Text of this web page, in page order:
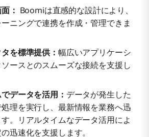
： Boomiは直感的な設計により、
ニングで連携を作成・管理できま
を標準提供： 幅広いアプリケーシ
ースとのスムーズな接続を支援し
データを活用： データが発生した
理を実行し、最新情報を業務へ迅
。リアルタイムなデータ活用によ
迅速化を支援します。